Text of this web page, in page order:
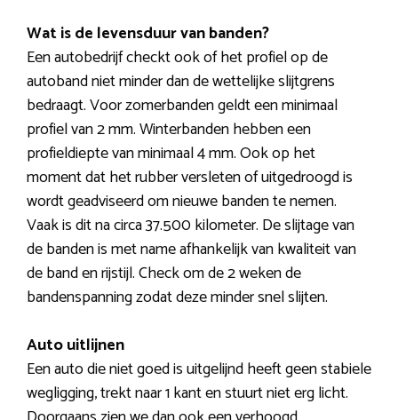
Wat is de levensduur van banden?
Een autobedrijf checkt ook of het profiel op de
autoband niet minder dan de wettelijke slijtgrens
bedraagt. Voor zomerbanden geldt een minimaal
profiel van 2 mm. Winterbanden hebben een
profieldiepte van minimaal 4 mm. Ook op het
moment dat het rubber versleten of uitgedroogd is
wordt geadviseerd om nieuwe banden te nemen.
Vaak is dit na circa 37.500 kilometer. De slijtage van
de banden is met name afhankelijk van kwaliteit van
de band en rijstijl. Check om de 2 weken de
bandenspanning zodat deze minder snel slijten.
Auto uitlijnen
Een auto die niet goed is uitgelijnd heeft geen stabiele
wegligging, trekt naar 1 kant en stuurt niet erg licht.